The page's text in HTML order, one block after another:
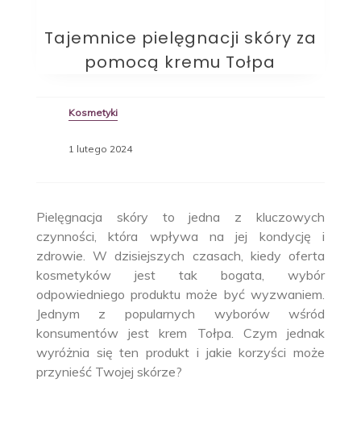
Tajemnice pielęgnacji skóry za
pomocą kremu Tołpa
Kosmetyki
1 lutego 2024
Pielęgnacja skóry to jedna z kluczowych
czynności, która wpływa na jej kondycję i
zdrowie. W dzisiejszych czasach, kiedy oferta
kosmetyków jest tak bogata, wybór
odpowiedniego produktu może być wyzwaniem.
Jednym z popularnych wyborów wśród
konsumentów jest krem Tołpa. Czym jednak
wyróżnia się ten produkt i jakie korzyści może
przynieść Twojej skórze?